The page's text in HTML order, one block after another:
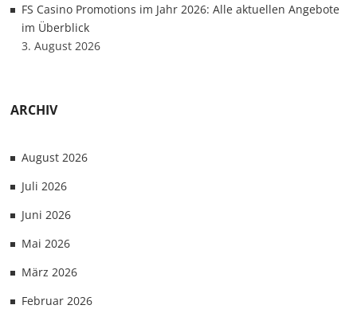
FS Casino Promotions im Jahr 2026: Alle aktuellen Angebote
im Überblick
3. August 2026
ARCHIV
August 2026
Juli 2026
Juni 2026
Mai 2026
März 2026
Februar 2026